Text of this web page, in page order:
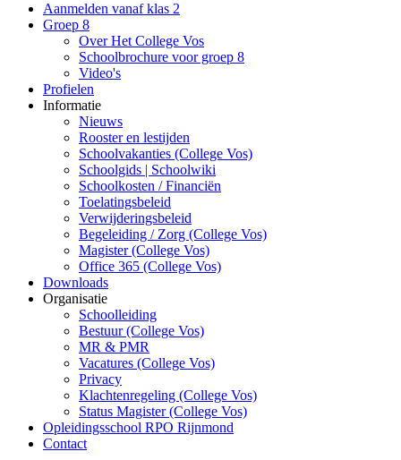
Aanmelden vanaf klas 2
Groep 8
Over Het College Vos
Schoolbrochure voor groep 8
Video's
Profielen
Informatie
Nieuws
Rooster en lestijden
Schoolvakanties (College Vos)
Schoolgids | Schoolwiki
Schoolkosten / Financiën
Toelatingsbeleid
Verwijderingsbeleid
Begeleiding / Zorg (College Vos)
Magister (College Vos)
Office 365 (College Vos)
Downloads
Organisatie
Schoolleiding
Bestuur (College Vos)
MR & PMR
Vacatures (College Vos)
Privacy
Klachtenregeling (College Vos)
Status Magister (College Vos)
Opleidingsschool RPO Rijnmond
Contact